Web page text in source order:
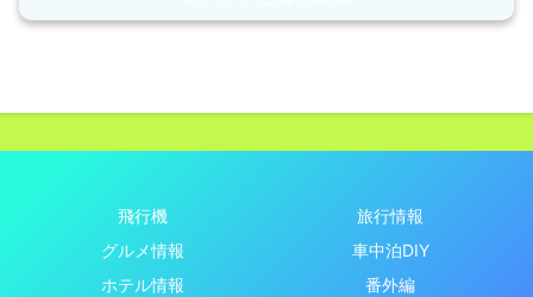
飛行機
旅行情報
グルメ情報
車中泊DIY
ホテル情報
番外編